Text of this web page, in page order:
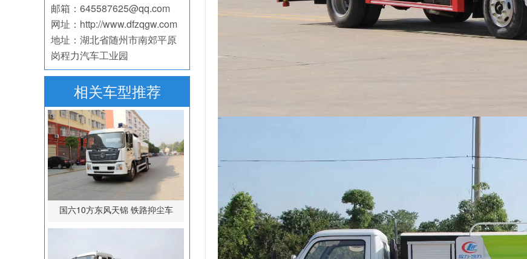
邮箱：645587625@qq.com
网址：http://www.dfzqgw.com
地址：湖北省随州市南郊平原
岗程力汽车工业园
相关车型推荐
国六10方东风天锦 铁路抑尘车